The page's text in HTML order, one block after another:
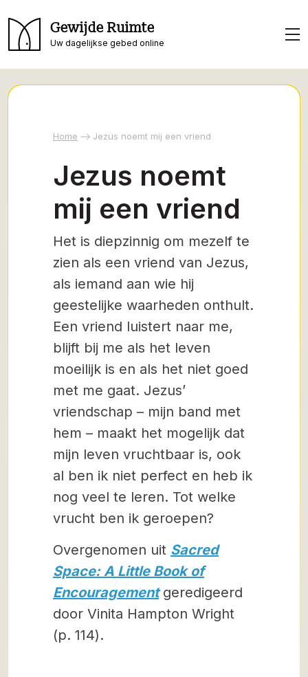
Gewijde Ruimte
Uw dagelijkse gebed online
Home Jezus noemt mij een vriend
Jezus noemt
mij een vriend
Het is diepzinnig om mezelf te
zien als een vriend van Jezus,
als iemand aan wie hij
geestelijke waarheden onthult.
Een vriend luistert naar me,
blijft bij me als het leven
moeilijk is en als het niet goed
met me gaat. Jezus’
vriendschap – mijn band met
hem – maakt het mogelijk dat
mijn leven vruchtbaar is, ook
al ben ik niet perfect en heb ik
nog veel te leren. Tot welke
vrucht ben ik geroepen?
Overgenomen uit Sacred
Space: A Little Book of
Encouragementgeredigeerd
door Vinita Hampton Wright
(p. 114).